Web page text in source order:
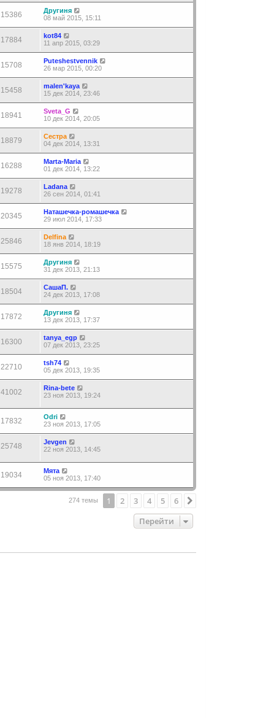
15386
Другиня
08 май 2015, 15:11
17884
kot84
11 апр 2015, 03:29
15708
Puteshestvennik
26 мар 2015, 00:20
15458
malen'kaya
15 дек 2014, 23:46
18941
Sveta_G
10 дек 2014, 20:05
18879
Сестра
04 дек 2014, 13:31
16288
Marta-Maria
01 дек 2014, 13:22
19278
Ladana
26 сен 2014, 01:41
20345
Наташечка-ромашечка
29 июл 2014, 17:33
25846
Delfina
18 янв 2014, 18:19
15575
Другиня
31 дек 2013, 21:13
18504
СашаП.
24 дек 2013, 17:08
17872
Другиня
13 дек 2013, 17:37
16300
tanya_egp
07 дек 2013, 23:25
22710
tsh74
05 дек 2013, 19:35
41002
Rina-bete
23 ноя 2013, 19:24
17832
Odri
23 ноя 2013, 17:05
25748
Jevgen
22 ноя 2013, 14:45
19034
Мята
05 ноя 2013, 17:40
274 темы 1 2 3 4 5 6
Перейти